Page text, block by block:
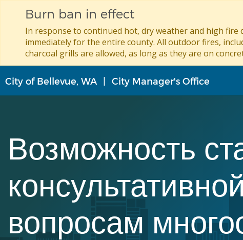
основному
Burn ban in effect
In response to continued hot, dry weather and high fire
immediately for the entire county. All outdoor fires,
charcoal grills are allowed, as long as they are on
City of Bellevue, WA City Manager's Office
Возможность
вопросам